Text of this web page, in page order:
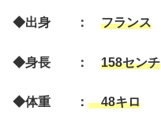
◆出身 ： フランス
◆身長 ： 158センチ
◆体重 ： 48キロ